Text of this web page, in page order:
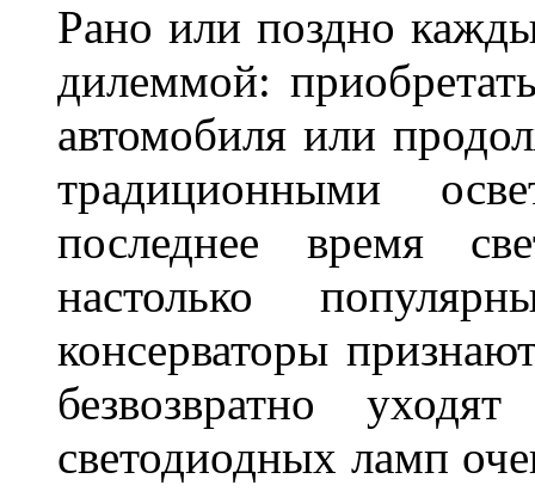
Рано или поздно
дилеммой:
автомобиля или
традиционными
последнее время
настолько
консерваторы
безвозвратно
светодиодных ламп